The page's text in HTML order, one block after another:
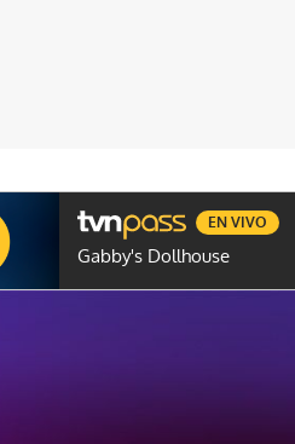
GENTE TVN
Gabby's Dollhouse
EN VIVO